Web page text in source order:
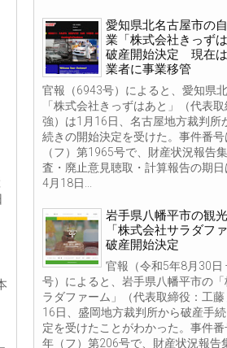
愛知県北名古屋市の
業「株式会社きっず
破産開始決定 現在
業者に事業移管
官報（6943号）によると、愛知県
「株式会社きっずはあと」（代表
強）は1月16日、名古屋地方裁判所
続きの開始決定を受けた。事件番
（フ）第1965号で、財産状況報告
査・廃止意見聴取・計算報告の期
4月18日...
岩手県八幡平市の観
「株式会社サラダフ
破産開始決定
官報（令和5年8月30日
号）によると、岩手県八幡平市の
ラダファーム」（代表取締役：工藤
16日、盛岡地方裁判所から破産手
定を受けたことがわかった。事件
年（フ）第206号で、財産状況報告